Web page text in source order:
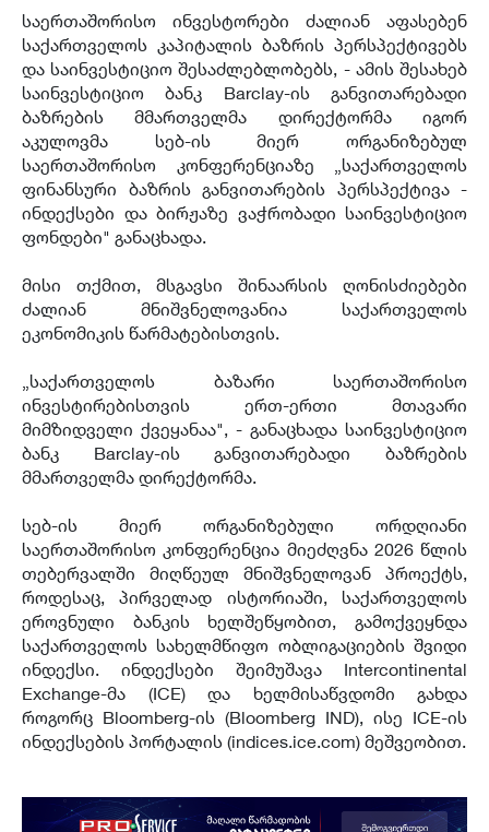
საერთაშორისო ინვესტორები ძალიან აფასებენ
საქართველოს კაპიტალის ბაზრის პერსპექტივებს
და საინვესტიციო შესაძლებლობებს, - ამის შესახებ
საინვესტიციო ბანკ Barclay-ის განვითარებადი
ბაზრების მმართველმა დირექტორმა იგორ
აკულოვმა სებ-ის მიერ ორგანიზებულ
საერთაშორისო კონფერენციაზე „საქართველოს
ფინანსური ბაზრის განვითარების პერსპექტივა -
ინდექსები და ბირჟაზე ვაჭრობადი საინვესტიციო
ფონდები" განაცხადა.
მისი თქმით, მსგავსი შინაარსის ღონისძიებები
ძალიან მნიშვნელოვანია საქართველოს
ეკონომიკის წარმატებისთვის.
„საქართველოს ბაზარი საერთაშორისო
ინვესტირებისთვის ერთ-ერთი მთავარი
მიმზიდველი ქვეყანაა", - განაცხადა საინვესტიციო
ბანკ Barclay-ის განვითარებადი ბაზრების
მმართველმა დირექტორმა.
სებ-ის მიერ ორგანიზებული ორდღიანი
საერთაშორისო კონფერენცია მიეძღვნა 2026 წლის
თებერვალში მიღწეულ მნიშვნელოვან პროექტს,
როდესაც, პირველად ისტორიაში, საქართველოს
ეროვნული ბანკის ხელშეწყობით, გამოქვეყნდა
საქართველოს სახელმწიფო ობლიგაციების შვიდი
ინდექსი. ინდექსები შეიმუშავა Intercontinental
Exchange-მა (ICE) და ხელმისაწვდომი გახდა
როგორც Bloomberg-ის (Bloomberg IND), ისე ICE-ის
ინდექსების პორტალის (indices.ice.com) მეშვეობით.